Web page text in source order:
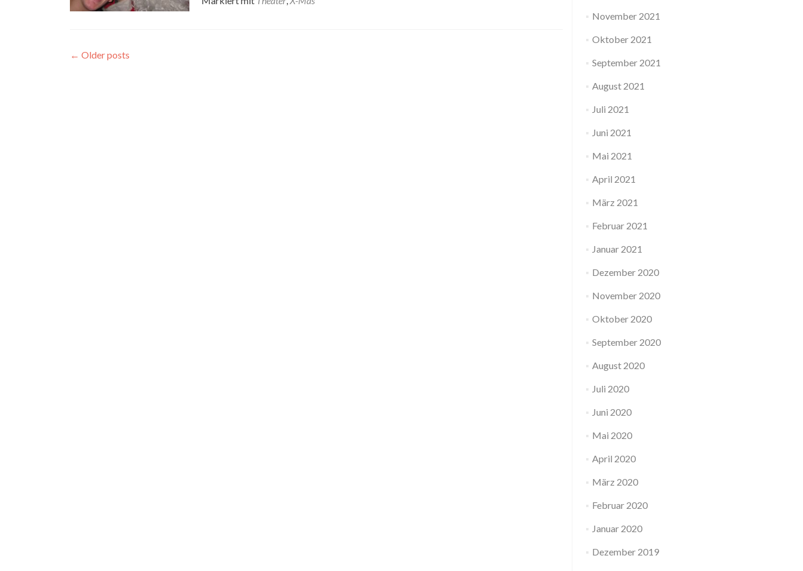
Posts
← Older posts
November 2021
Oktober 2021
September 2021
August 2021
Juli 2021
Juni 2021
Mai 2021
April 2021
März 2021
Februar 2021
Januar 2021
Dezember 2020
November 2020
Oktober 2020
September 2020
August 2020
Juli 2020
Juni 2020
Mai 2020
April 2020
März 2020
Februar 2020
Januar 2020
Dezember 2019